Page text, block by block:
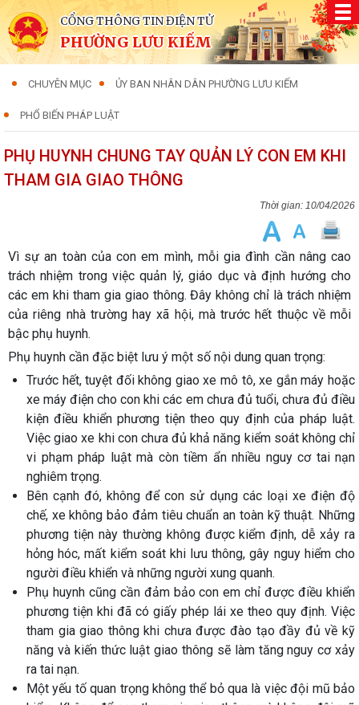
CỔNG THÔNG TIN ĐIỆN TỬ
PHƯỜNG LƯU KIẾM
CHUYÊN MỤC ỦY BAN NHÂN DÂN PHƯỜNG LƯU KIẾM
PHỔ BIẾN PHÁP LUẬT
PHỤ HUYNH CHUNG TAY QUẢN LÝ CON EM KHI
THAM GIA GIAO THÔNG
10/04/2026
Vì sự an toàn của con em mình, mỗi gia đình cần nâng cao
trách nhiệm trong việc quản lý, giáo dục và định hướng cho
các em khi tham gia giao thông. Đây không chỉ là trách nhiệm
của riêng nhà trường hay xã hội, mà trước hết thuộc về mỗi
bậc phụ huynh.
Phụ huynh cần đặc biệt lưu ý một số nội dung quan trọng:
Trước hết, tuyệt đối không giao xe mô tô, xe gắn máy hoặc
xe máy điện cho con khi các em chưa đủ tuổi, chưa đủ điều
kiện điều khiển phương tiện theo quy định của pháp luật.
Việc giao xe khi con chưa đủ khả năng kiểm soát không chỉ
vi phạm pháp luật mà còn tiềm ẩn nhiều nguy cơ tai nạn
nghiêm trọng.
Bên cạnh đó, không để con sử dụng các loại xe điện độ
chế, xe không bảo đảm tiêu chuẩn an toàn kỹ thuật. Những
phương tiện này thường không được kiểm định, dễ xảy ra
hỏng hóc, mất kiểm soát khi lưu thông, gây nguy hiểm cho
người điều khiển và những người xung quanh.
Phụ huynh cũng cần đảm bảo con em chỉ được điều khiển
phương tiện khi đã có giấy phép lái xe theo quy định. Việc
tham gia giao thông khi chưa được đào tạo đầy đủ về kỹ
năng và kiến thức luật giao thông sẽ làm tăng nguy cơ xảy
ra tai nạn.
Một yếu tố quan trọng không thể bỏ qua là việc đội mũ bảo